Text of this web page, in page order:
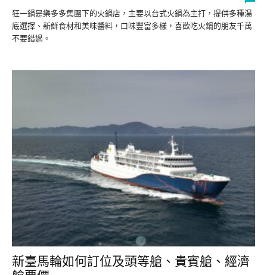
狂一鍋是樂多多集團下的火鍋店，主要以台式火鍋為主打，提供多種湯
底選擇、新鮮食材和美味醬料，口味豐富多樣，喜歡吃火鍋的朋友千萬
不要錯過。
新臺馬輪如何訂位及頭等艙、貴賓艙、經濟